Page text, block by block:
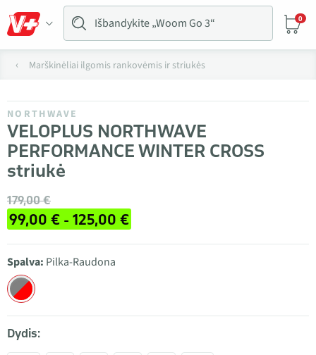
0
Marškinėliai ilgomis rankovėmis ir striukės
NORTHWAVE
VELOPLUS NORTHWAVE
PERFORMANCE WINTER CROSS
striukė
179,00 €
99,00 € - 125,00 €
Spalva: Pilka-Raudona
Dydis: